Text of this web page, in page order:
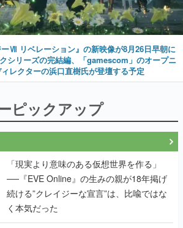
ーⅦ リベレーション』の新映像が8月26日早朝に
シリーズの完結編、「gamescom」のオープニ
レクターの浜口直樹氏が登壇する予定
ピックアップ
「現実より意味のある仮想世界を作る」
──『EVE Online』の生みの親が18年掲げ
続ける”クレイジーな宣言”は、比喩ではな
く本気だった